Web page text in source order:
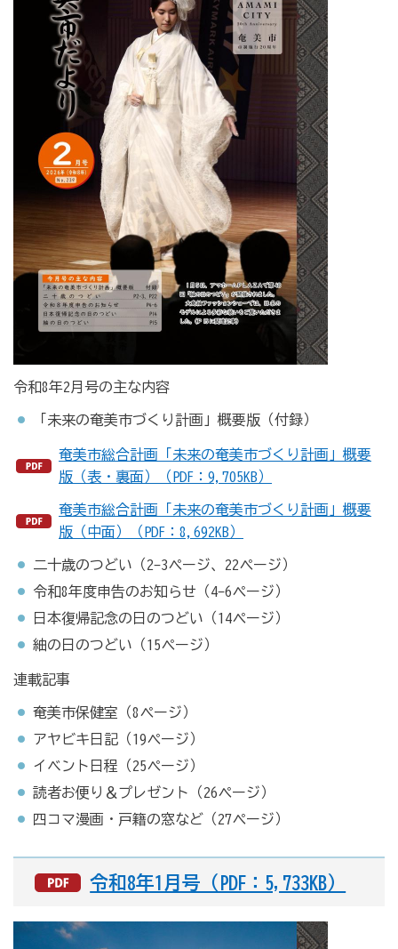
令和8年2月号の主な内容
「未来の奄美市づくり計画」概要版（付録）
奄美市総合計画「未来の奄美市づくり計画」概要
版（表・裏面）（PDF：9,705KB）
奄美市総合計画「未来の奄美市づくり計画」概要
版（中面）（PDF：8,692KB）
二十歳のつどい（2-3ページ、22ページ）
令和8年度申告のお知らせ（4-6ページ）
日本復帰記念の日のつどい（14ページ）
紬の日のつどい（15ページ）
連載記事
奄美市保健室（8ページ）
アヤビキ日記（19ページ）
イベント日程（25ページ）
読者お便り＆プレゼント（26ページ）
四コマ漫画・戸籍の窓など（27ページ）
令和8年1月号（PDF：5,733KB）